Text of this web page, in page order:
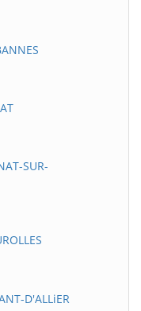
SUR-
D'ALLiER